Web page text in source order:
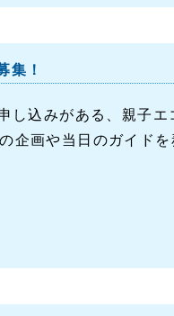
集！
し込みがある、親子
企画や当日のガイド